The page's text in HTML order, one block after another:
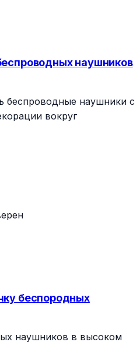
наушников
беспроводные наушники с
вокруг
беспородных
наушников в высоком